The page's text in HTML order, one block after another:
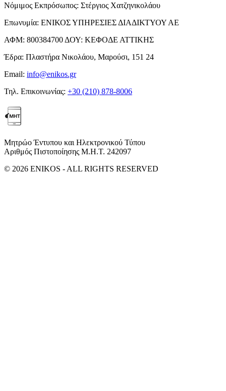
Νόμιμος Εκπρόσωπος: Στέργιος Χατζηνικολάου
Επωνυμία: ΕΝΙΚΟΣ ΥΠΗΡΕΣΙΕΣ ΔΙΑΔΙΚΤΥΟΥ ΑΕ
ΑΦΜ: 800384700 ΔΟΥ: ΚΕΦΟΔΕ ΑΤΤΙΚΗΣ
Έδρα: Πλαστήρα Νικολάου, Μαρούσι, 151 24
Email: info@enikos.gr
Τηλ. Επικοινωνίας: +30 (210) 878-8006
Μητρώο Έντυπου και Ηλεκτρονικού Τύπου
Αριθμός Πιστοποίησης Μ.Η.Τ. 242097
© 2026 ENIKOS - ALL RIGHTS RESERVED